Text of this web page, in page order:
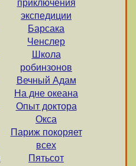
приключения
экспедиции
Барсака
Ченслер
Школа
робинзонов
Вечный Адам
На дне океана
Опыт доктора
Окса
Париж покоряет
всех
Пятьсот